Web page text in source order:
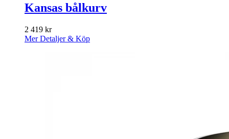
Kansas bålkurv
2 419 kr
Mer Detaljer & Köp